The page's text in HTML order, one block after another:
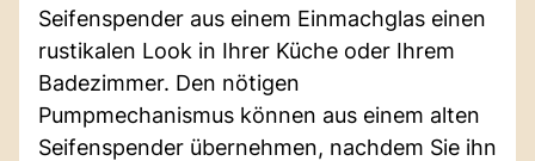
Seifenspender aus einem Einmachglas einen
rustikalen Look in Ihrer Küche oder Ihrem
Badezimmer. Den nötigen
Pumpmechanismus können aus einem alten
Seifenspender übernehmen, nachdem Sie ihn